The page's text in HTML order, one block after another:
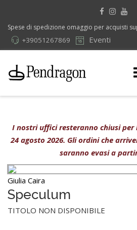
Spese di spedizione omaggio per acquisti
Eventi
+39051267869
I nostri uffici resteranno chiusi per
24 agosto 2026. Gli ordini che
saranno evasi a
Giulia Caira
Speculum
TITOLO NON DISPONIBILE